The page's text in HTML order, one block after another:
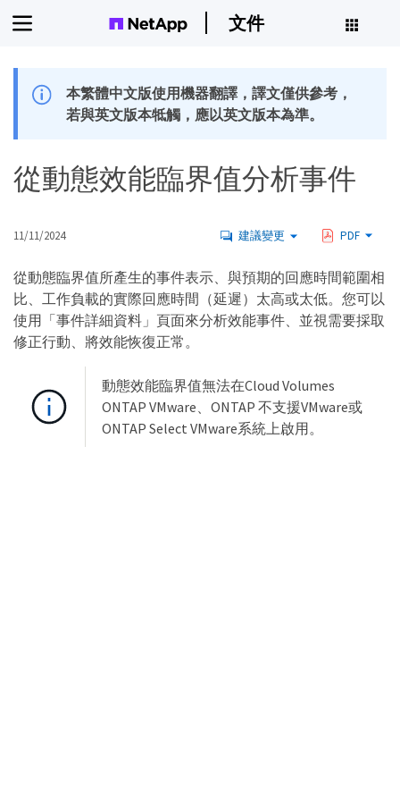
文件
本繁體中文版使用機器翻譯，譯文僅供參考，
若與英文版本牴觸，應以英文版本為準。
從動態效能臨界值分析事件
11/11/2024 建議變更 PDF
從動態臨界值所產生的事件表示、與預期的回應時間範圍相
比、工作負載的實際回應時間（延遲）太高或太低。您可以
使用「事件詳細資料」頁面來分析效能事件、並視需要採取
修正行動、將效能恢復正常。
動態效能臨界值無法在Cloud Volumes
ONTAP VMware、ONTAP 不支援VMware或
ONTAP Select VMware系統上啟用。